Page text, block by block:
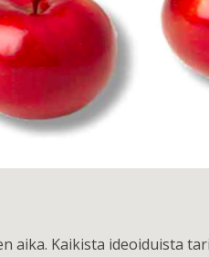
aika. Kaikista ideoiduista